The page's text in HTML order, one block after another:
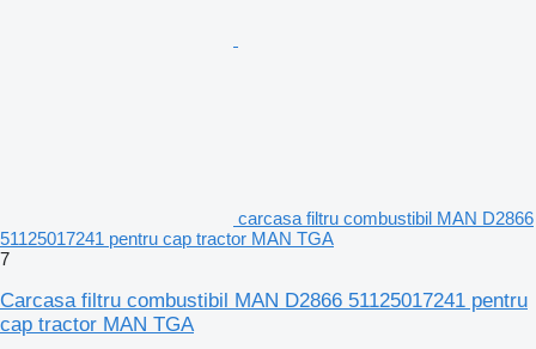
carcasa filtru combustibil MAN D2866
51125017241 pentru cap tractor MAN TGA
7
Carcasa filtru combustibil MAN D2866 51125017241 pentru
cap tractor MAN TGA